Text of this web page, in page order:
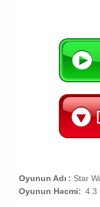
Oyunun Adı : Star
Oyunun Həcmi: 4.3